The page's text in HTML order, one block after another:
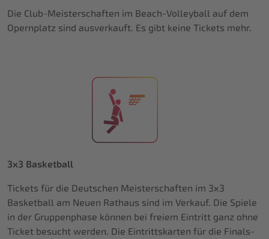
Die Club-Meisterschaften im Beach-Volleyball auf dem
Opernplatz sind ausverkauft. Es gibt keine Tickets mehr.
3x3 Basketball
Tickets für die Deutschen Meisterschaften im 3x3
Basketball am Neuen Rathaus sind im Verkauf. Die Spiele
in der Gruppenphase können bei freiem Eintritt ganz ohne
Ticket besucht werden. Die Eintrittskarten für die Finals-